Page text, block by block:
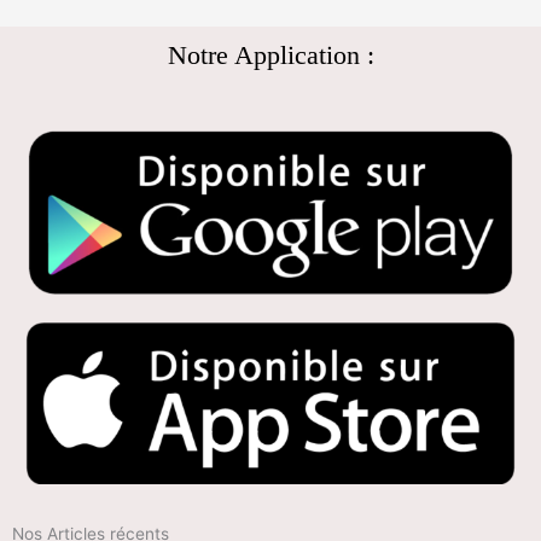
Notre Application :
Nos Articles récents